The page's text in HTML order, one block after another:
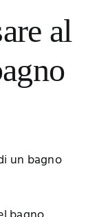
al
un bagno